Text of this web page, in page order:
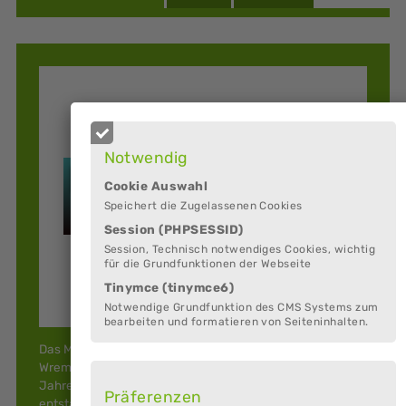
Notwendig
Cookie Auswahl
Speichert die Zugelassenen Cookies
Session (PHPSESSID)
Session, Technisch notwendiges Cookies, wichtig
für die Grundfunktionen der Webseite
Tinymce (tinymce6)
Notwendige Grundfunktion des CMS Systems zum
bearbeiten und formatieren von Seiteninhalten.
Präferenzen
Das Museum für Wattenfischerei liegt am Dorfplatz von
Wremen in unmittelbarer Nachbarschaft zur über 800
Jahre alten, alles überragenden Wurtenkirche. Hier
entstand "ein kleines besonderes Museum mit Piff", das